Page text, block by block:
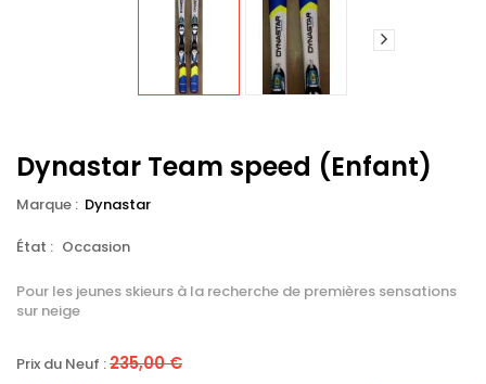
Dynastar Team speed (Enfant)
Marque : Dynastar
État : Occasion
Pour les jeunes skieurs à la recherche de premières sensations
sur neige
Prix du Neuf :235,00 €